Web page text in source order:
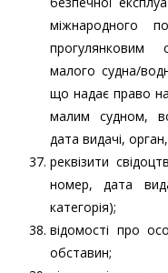
міжнародного
прогулянковим
малого судна/
що надає право
малим судном,
дата видачі,
реквізити
номер, дата
категорія);
відомості про
обставин;